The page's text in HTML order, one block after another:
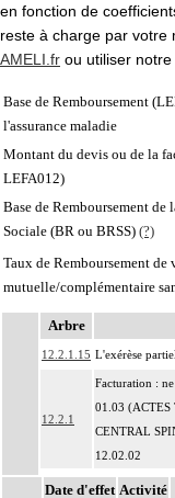
en fonction de
reste à charge par votre
AMELI.fr ou utiliser
Base de Remboursement
l'assurance maladie
Montant du devis ou de la
LEFA012)
Base de Remboursement de
Sociale (BR ou BRSS) (?)
Taux de Remboursement de
mutuelle/complémentaire
Arbre
12.2.1.15 L'exérèse
12.2.1
Facturation :
01.03 (ACTES
CENTRAL
12.02.02
Par étage de la
Date d'effet Activité